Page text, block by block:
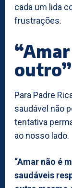
cada um lida
frustrações.
outro”
Para Padre
saudável não
tentativa
ao nosso lado.
“Amar não é
saudáveis